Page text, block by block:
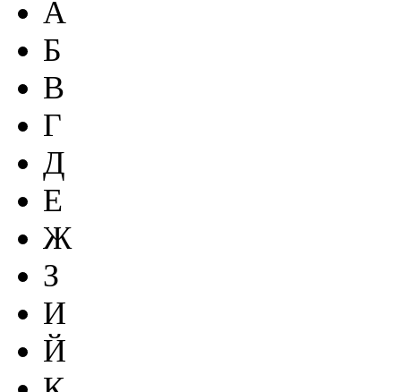
А
Б
В
Г
Д
Е
Ж
З
И
Й